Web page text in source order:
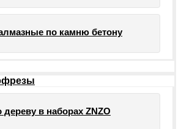
по камню бетону
в наборах ZNZO